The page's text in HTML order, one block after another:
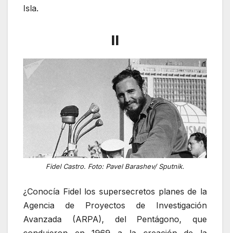
Isla.
II
Fidel Castro. Foto: Pavel Barashev/ Sputnik.
¿Conocía Fidel los supersecretos planes de la
Agencia de Proyectos de Investigación
Avanzada (ARPA), del Pentágono, que